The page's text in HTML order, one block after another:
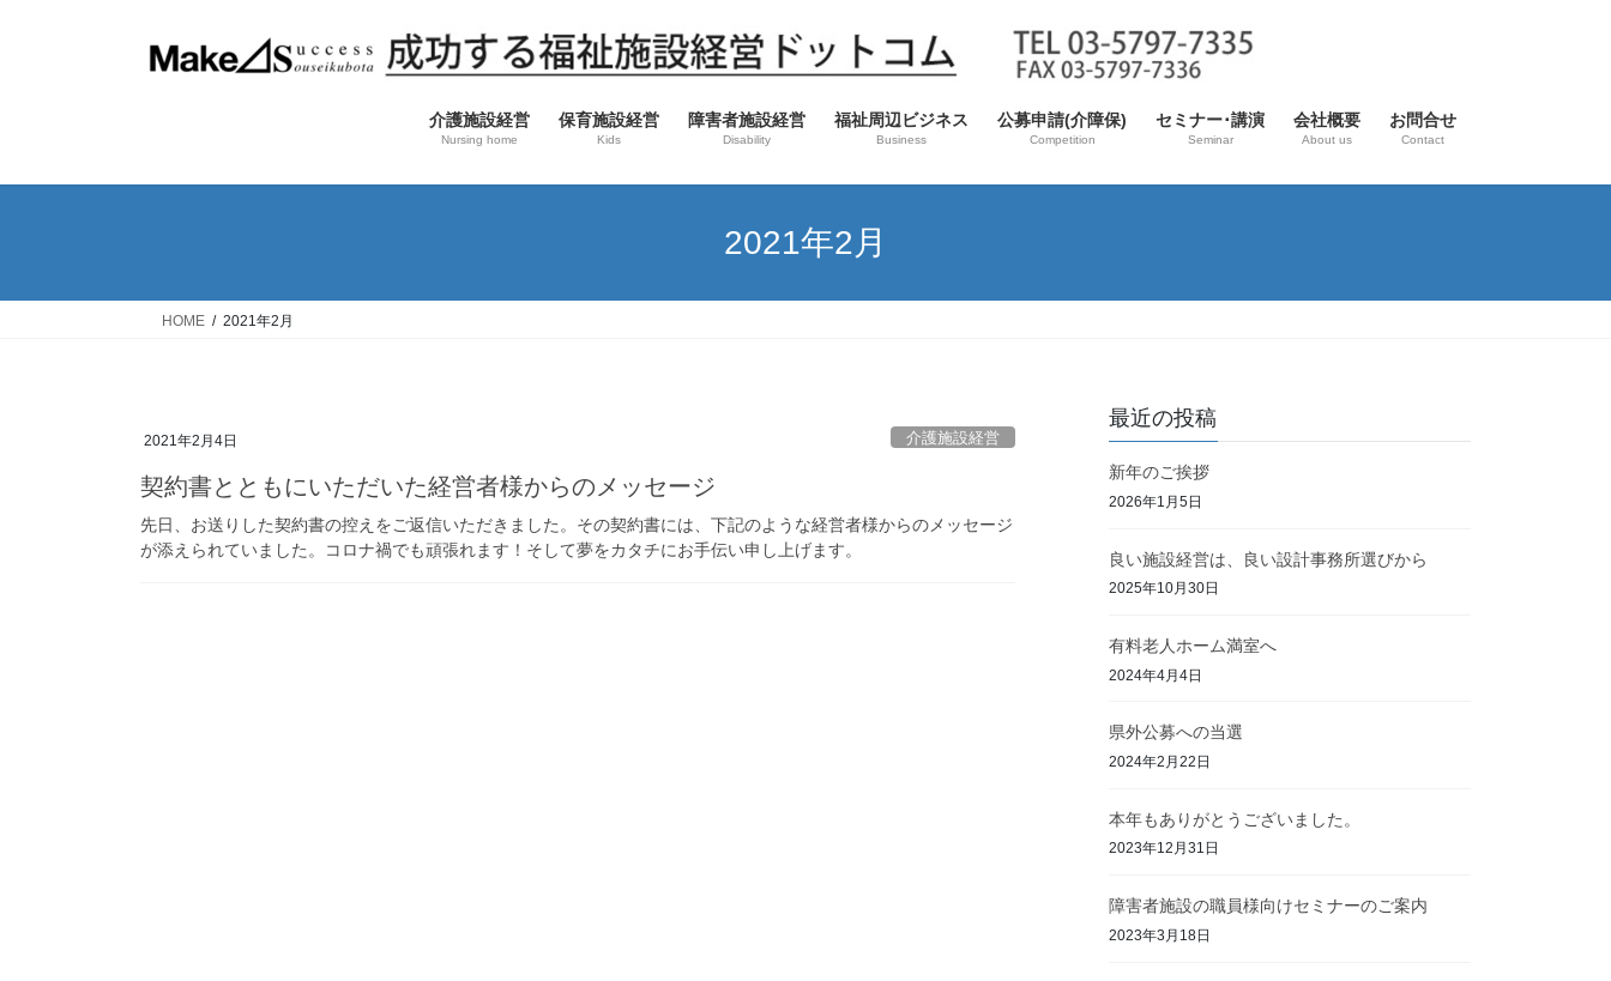
ス
ン
介護施設経営
Nursing home
保育施設経営
Kids
障害者施設経営
Disability
福祉周辺ビジネス
Business
公募申請(介障保)
Competition
セミナー･講演
Seminar
会社概要
About us
お問合せ
Contact
2021年2月
HOME 2021年2月
2021年2月4日 介護施設経営
契約書とともにいただいた経営者様からのメッセージ
先日、お送りした契約書の控えをご返信いただきました。その契約書には、下記のような経営者様からのメッセージ
が添えられていました。コロナ禍でも頑張れます！そして夢をカタチにお手伝い申し上げます。
最近の投稿
新年のご挨拶
2026年1月5日
良い施設経営は、良い設計事務所選びから
2025年10月30日
有料老人ホーム満室へ
2024年4月4日
県外公募への当選
2024年2月22日
本年もありがとうございました。
2023年12月31日
障害者施設の職員様向けセミナーのご案内
2023年3月18日